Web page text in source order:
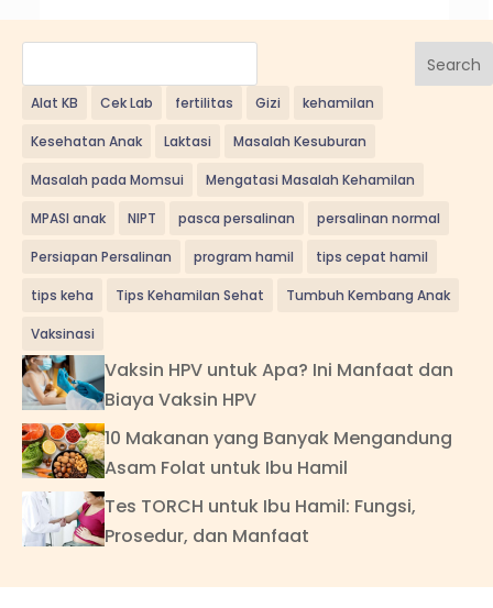
Search
Alat KB Cek Lab fertilitas Gizi kehamilan
Kesehatan Anak Laktasi Masalah Kesuburan
Masalah pada Momsui Mengatasi Masalah Kehamilan
MPASI anak NIPT pasca persalinan persalinan normal
Persiapan Persalinan program hamil tips cepat hamil
tips keha Tips Kehamilan Sehat Tumbuh Kembang Anak
Vaksinasi
Vaksin HPV untuk Apa? Ini Manfaat dan
Biaya Vaksin HPV
10 Makanan yang Banyak Mengandung
Asam Folat untuk Ibu Hamil
Tes TORCH untuk Ibu Hamil: Fungsi,
Prosedur, dan Manfaat